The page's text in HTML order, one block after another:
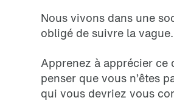
Nous vivons dans une
obligé de suivre la
Apprenez à apprécier
penser que vous n’êtes
qui vous devriez vous